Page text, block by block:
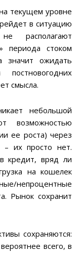
текущем уровне
в ситуацию
располагают
периода стоком
значит ожидать
смысла.
небольшой
возможностью
ее роста) через
– их просто нет.
кредит, вряд ли
на кошелек
непроцентные
Рынок сохранит
сохраняются:
всего, в